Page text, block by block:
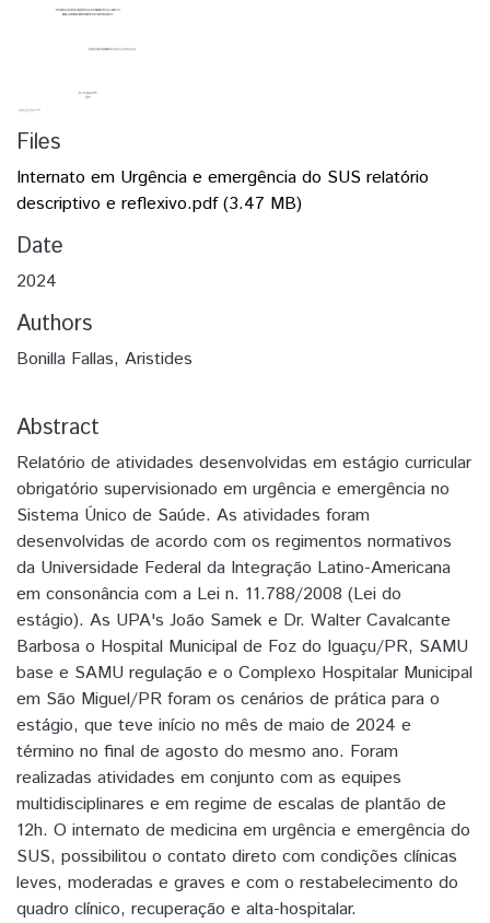
Files
Internato em Urgência e emergência do SUS relatório
descriptivo e reflexivo.pdf(3.47 MB)
Date
2024
Authors
Bonilla Fallas, Aristides
Abstract
Relatório de atividades desenvolvidas em estágio curricular
obrigatório supervisionado em urgência e emergência no
Sistema Único de Saúde. As atividades foram
desenvolvidas de acordo com os regimentos normativos
da Universidade Federal da Integração Latino-Americana
em consonância com a Lei n. 11.788/2008 (Lei do
estágio). As UPA's João Samek e Dr. Walter Cavalcante
Barbosa o Hospital Municipal de Foz do Iguaçu/PR, SAMU
base e SAMU regulação e o Complexo Hospitalar Municipal
em São Miguel/PR foram os cenários de prática para o
estágio, que teve início no mês de maio de 2024 e
término no final de agosto do mesmo ano. Foram
realizadas atividades em conjunto com as equipes
multidisciplinares e em regime de escalas de plantão de
12h. O internato de medicina em urgência e emergência do
SUS, possibilitou o contato direto com condições clínicas
leves, moderadas e graves e com o restabelecimento do
quadro clínico, recuperação e alta-hospitalar.